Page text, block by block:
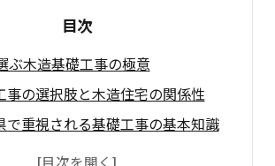
目次
ぶ木造基礎工事の極意
事の選択肢と木造住宅の関係性
で重視される基礎工事の基本知識
宅に適した基礎工事のポイント解説